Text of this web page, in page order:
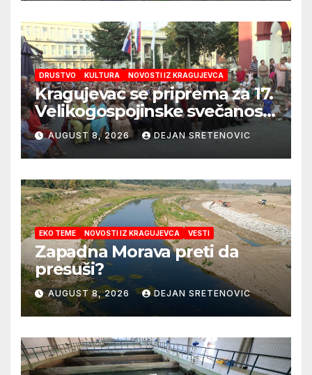
DRUSTVO KULTURA NOVOSTI IZ KRAGUJEVCA
Kragujevac se priprema za 17.
Velikogospojinske svečanosti
koje počinju 27. avgusta!
AUGUST 8, 2026 DEJAN SRETENOVIC
EKO TEME NOVOSTI IZ KRAGUJEVCA VESTI
Zapadna Morava preti da
presuši?
AUGUST 8, 2026 DEJAN SRETENOVIC